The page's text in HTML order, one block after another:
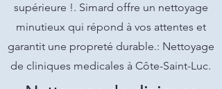
supérieure !. Simard offre un nettoyage
minutieux qui répond à vos attentes et
garantit une propreté durable.: Nettoyage
de cliniques medicales à Côte-Saint-Luc.